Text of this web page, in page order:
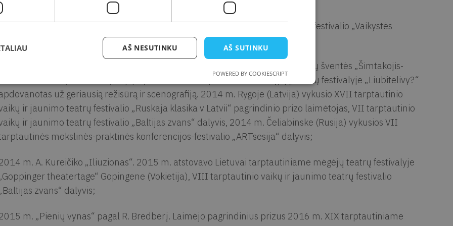
m. V. V. Landsbergio „Arklio Dominyko meilė“. Tarptautinio vaikų teatrų festivalio „Vaikystės
teritorija“ Solikamske (Rusija) dalyvis;
2013 m. I. Micheičevos „Labas, rytojau!“. Respublikinės vaikų ir jaunimo teatrų šventės „Šimtakojis-
2013“ laureatas, Sillamae (Estija) vykusiame III tarptautiniame mėgėjų teatrų festivalyje „Liubitelivy?“
už geriausią režisūrą ir scenografiją. 2014 m. Rygoje (Latvija) vykusio XVII tarptautinio
ir jaunimo teatrų festivalio „Ruskaja klasika v Latvii“ pagrindinio prizo laimėtojas, VII tarptautinio
ir jaunimo teatrų festivalio „Baltijas zvans“ dalyvis, 2014 m. Čeliabinske (Rusija) vykusios VII
mokslinės-praktinės konferencijos-festivalio „ARTsesija“ dalyvis;
m. A. Kureičiko „Iliuzionas“. 2015 m. atstovavo Lietuvai tarptautiniame mėgėjų teatrų festivalyje
theatertage“ Gopingene (Vokietija), VIII tarptautinio vaikų ir jaunimo teatrų festivalio
zvans“ dalyvis;
m. „Pienių vynas“ pagal R. Bredberį. Laimėjo pagrindinius prizus 2016 m. XIX tarptautiniame
AŠ SUTINKU
AŠ NESUTINKU
POWERED BY COOKIESCRIPT